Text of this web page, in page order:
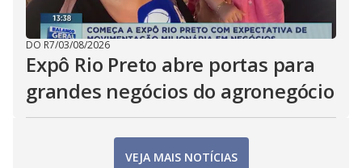
DO R7/03/08/2026
Expô Rio Preto abre portas para
grandes negócios do agronegócio
VEJA MAIS NOTÍCIAS